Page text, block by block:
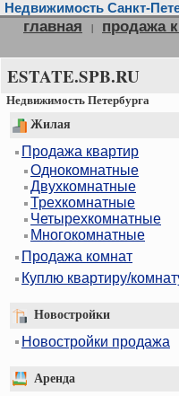
Недвижимость Санкт-
главная | продажа
ESTATE.SPB.RU
Недвижимость Петербурга
Жилая
Продажа квартир
Однокомнатные
Двухкомнатные
Трехкомнатные
Четырехкомнатные
Многокомнатные
Продажа комнат
Куплю квартиру/
Новостройки
Новостройки продажа
Аренда